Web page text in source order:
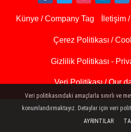
Künye / Company Tag İletişim
Çerez Politikası /
Gizlilik Politikası -
Veri Politikası / Our
Veri politikasındaki amaçlarla sınırlı ve
konumlandırmaktayız. Detaylar için veri
AYRINTILAR